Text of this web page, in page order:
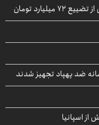
تومان
ضد پهپاد تجهیز شدند
از اسپانیا